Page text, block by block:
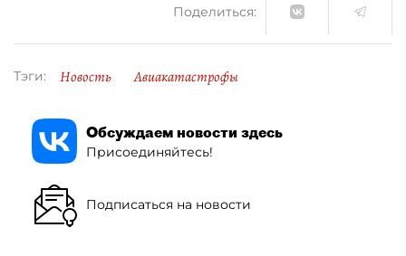
Поделиться:
Тэги: Новость Авиакатастрофы
Обсуждаем новости здесь
Присоединяйтесь!
Подписаться на новости